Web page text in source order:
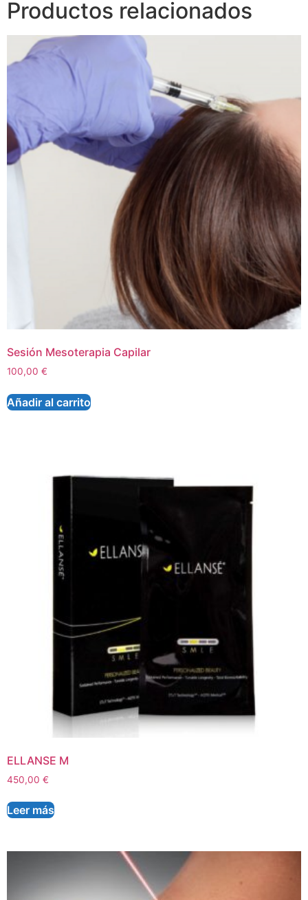
Productos relacionados
Sesión Mesoterapia Capilar
100,00 €
Añadir al carrito
ELLANSE M
450,00 €
Leer más